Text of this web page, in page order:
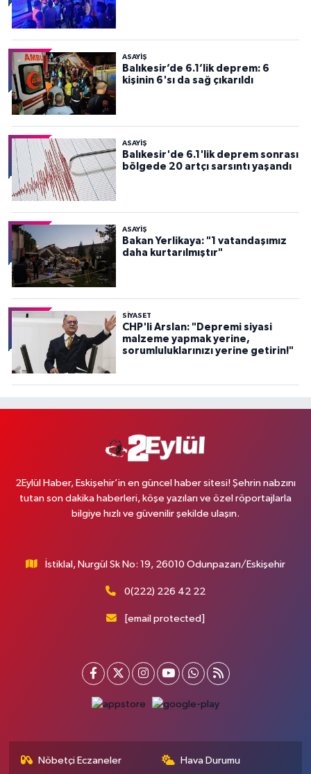
ASAYİŞ
Balıkesir’de 6.1’lik deprem: 6
kişinin 6'sı da sağ çıkarıldı
ASAYİŞ
Balıkesir'de 6.1'lik deprem sonrası
bölgede 20 artçı sarsıntı yaşandı
ASAYİŞ
Bakan Yerlikaya: "1 vatandaşımız
daha kurtarılmıştır"
SİYASET
CHP'li Arslan: "Depremi siyasi
malzeme yapmak yerine,
sorumluluklarınızı yerine getirin!"
2Eylül Haber, Eskişehir’in en güncel haber sitesi! Şehrin nabzını
tutan son dakika haberleri, köşe yazıları ve özel röportajlarla
bilgiye hızlı ve güvenilir şekilde ulaşın.
İstiklal, Nurgül Sk No: 19, 26010 Odunpazarı/Eskişehir
0(222) 226 42 22
[email protected]
Nöbetçi Eczaneler Hava Durumu